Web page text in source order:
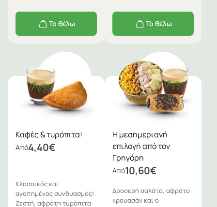
Το θέλω Το θέλω
Καφές & τυρόπιτα!
Από4,40€
Κλασσικός και
αγαπημένος συνδυασμός!
Ζεστή, αφράτη τυρόπιτα
Η μεσημεριανή
επιλογή από τον
Γρηγόρη
Από10,60€
Δροσερή σαλάτα, αφράτο
κρουασάν και ο